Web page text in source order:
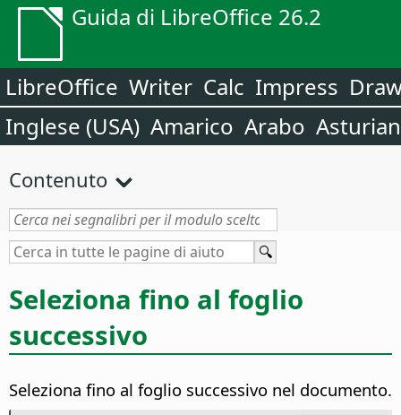
Guida di LibreOffice 26.2
LibreOffice Writer Calc Impress
Inglese (USA) Amarico Arabo
Contenuto
Seleziona fino al foglio
successivo
Seleziona fino al foglio successivo nel documento.